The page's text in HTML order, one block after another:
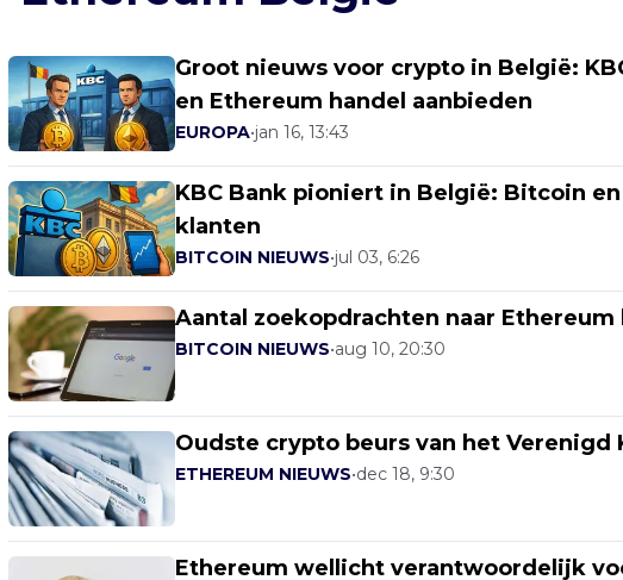
Groot nieuws voor crypto in België:
en Ethereum handel aanbieden
EUROPA•jan 16, 13:43
KBC Bank pioniert in België: Bitcoin
klanten
BITCOIN NIEUWS•jul 03, 6:26
Aantal zoekopdrachten naar
BITCOIN NIEUWS•aug 10, 20:30
Oudste crypto beurs van het
ETHEREUM NIEUWS•dec 18, 9:30
Ethereum wellicht verantwoordelijk